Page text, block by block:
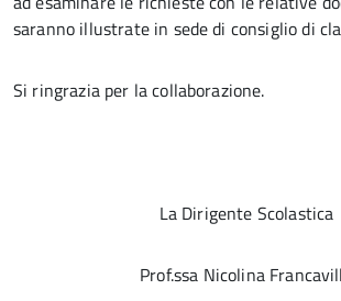
saranno illustrate in sede di consiglio di
Si ringrazia per la collaborazione.
La Dirigente Scolastica
Prof.ssa Nicolina